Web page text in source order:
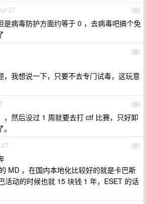
54
27
是病毒防护方面约等于 0 ，去病毒吧搞个免
55
，我想说一下，只要不去专门试毒，这玩意
56
，然后没过 1 周就要去打 ctf 比赛，只好卸
57
MD ，在国内本地化比较好的就是卡巴斯
活动的时候也就 15 块钱 1 年，ESET 的话